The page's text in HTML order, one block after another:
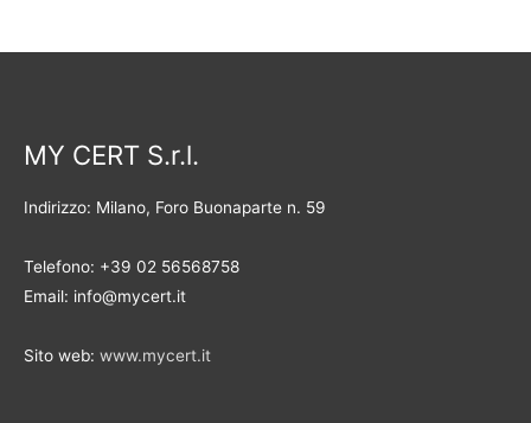
MY CERT S.r.l.
Indirizzo: Milano, Foro Buonaparte n. 59
Telefono: +39 02 56568758
Email: info@mycert.it
Sito web: www.mycert.it